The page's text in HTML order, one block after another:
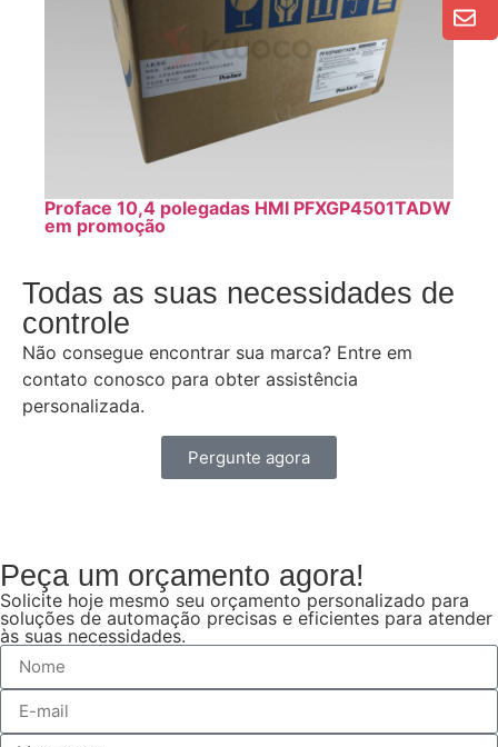
Proface 10,4 polegadas HMI PFXGP4501TADW
em promoção
Todas as suas necessidades de
controle
Não consegue encontrar sua marca? Entre em
contato conosco para obter assistência
personalizada.
Pergunte agora
Peça um orçamento agora!
Solicite hoje mesmo seu orçamento personalizado para
soluções de automação precisas e eficientes para atender
às suas necessidades.